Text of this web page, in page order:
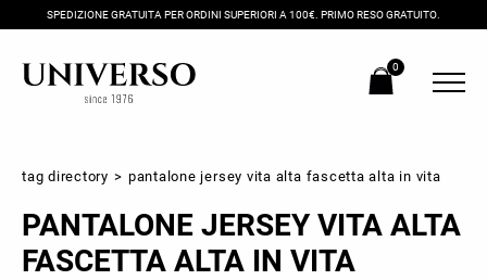
SPEDIZIONE GRATUITA PER ORDINI SUPERIORI A 100€. PRIMO RESO GRATUITO.
0
tag directory > pantalone jersey vita alta fascetta alta in vita
PANTALONE JERSEY VITA ALTA
FASCETTA ALTA IN VITA